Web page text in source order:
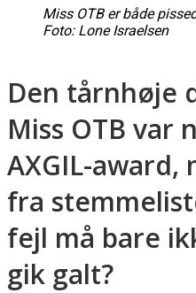
Miss OTB er både
Foto: Lone Israelsen
Den tårnhøje
Miss OTB var
AXGIL-
fra
fejl må bare
gik galt?